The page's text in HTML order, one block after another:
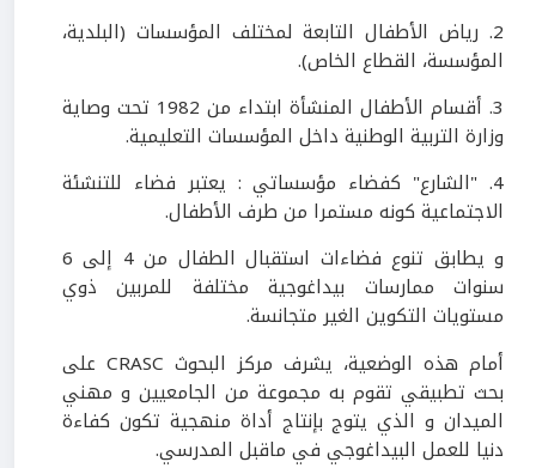
2. رياض الأطفال التابعة لمختلف المؤسسات (البلدية،
المؤسسة، القطاع الخاص).
3. أقسام الأطفال المنشأة ابتداء من 1982 تحت وصاية
وزارة التربية الوطنية داخل المؤسسات التعليمية.
4. "الشارع" كفضاء مؤسساتي : يعتبر فضاء للتنشئة
الاجتماعية كونه مستمرا من طرف الأطفال.
و يطابق تنوع فضاءات استقبال الطفال من 4 إلى 6
سنوات ممارسات بيداغوجية مختلفة للمربين ذوي
مستويات التكوين الغير متجانسة.
أمام هذه الوضعية، يشرف مركز البحوث CRASC على
بحث تطبيقي تقوم به مجموعة من الجامعيين و مهني
الميدان و الذي يتوج بإنتاج أداة منهجية تكون كفاءة
دنيا للعمل البيداغوجي في ماقبل المدرسي.